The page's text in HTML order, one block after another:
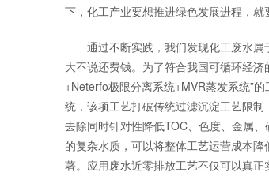
下，化工产业要想推进绿色发展进程，就
通过不断实践，我们发现化工废水属
大不说还费钱。为了符合我国可循环经
+Neterfo极限分离系统+MVR蒸发系统”
统，该项工艺打破传统过滤沉淀工艺限
去除同时针对性降低TOC、色度、金属
的复杂水质，可以将整体工艺运营成本
著。应用废水近零排放工艺不仅可以真